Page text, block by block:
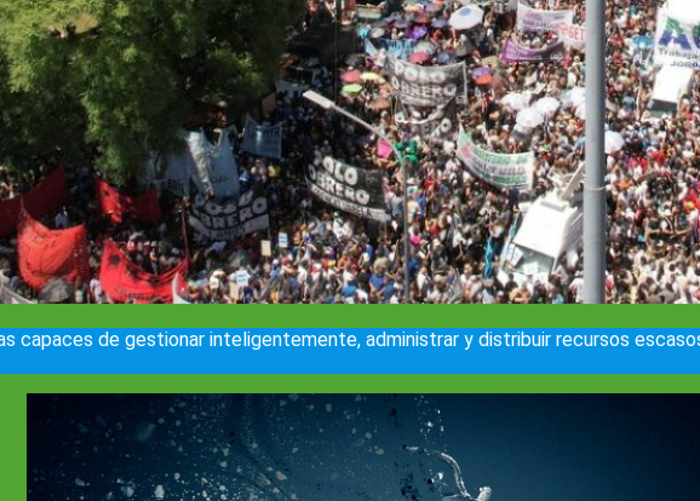
capaces de gestionar inteligentemente, administrar y distribuir recursos